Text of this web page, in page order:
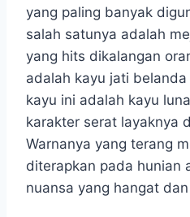
yang paling banyak
salah satunya adalah
yang hits dikalangan
adalah kayu jati
kayu ini adalah kayu
karakter serat layaknya
Warnanya yang terang
diterapkan pada hunian
nuansa yang hangat